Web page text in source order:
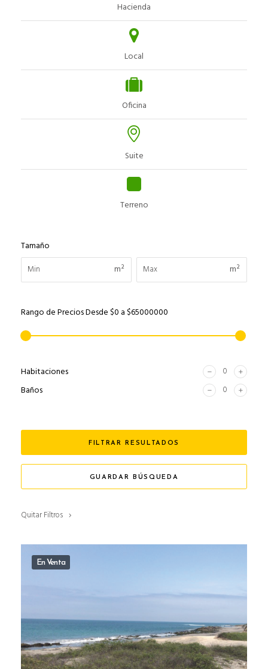
Hacienda
Local
Oficina
Suite
Terreno
Tamaño
m²
m²
Rango de PreciosDesde$0 a$65000000
Habitaciones
Baños
FILTRAR RESULTADOS
GUARDAR BÚSQUEDA
Quitar Filtros
En Venta